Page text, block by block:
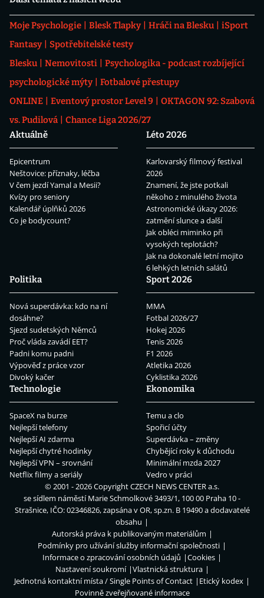
Moje Psychologie Blesk Tlapky Hráči na Blesku
iSport
Fantasy
Spotřebitelské testy
Blesku
Nemovitosti
Psychologika - podcast rozbíjející
psychologické mýty
Fotbalové přestupy
ONLINE
Eventový prostor Level 9
OKTAGON 92: Szabová
vs. Pudilová
Chance Liga 2026/27
Aktuálně
Epicentrum
Neštovice: příznaky, léčba
V čem jezdí Yamal a Mesii?
Kvízy pro seniory
Kalendář úplňků 2026
Co je bodycount?
Léto 2026
Karlovarský filmový festival
2026
Znamení, že jste potkali
někoho z minulého života
Astronomické úkazy 2026:
zatmění slunce a další
Jak obléci miminko při
vysokých teplotách?
Jak na dokonalé letní mojito
6 lehkých letních salátů
Politika
Nová superdávka: kdo na ní
dosáhne?
Sjezd sudetských Němců
Proč vláda zavádí EET?
Padni komu padni
Výpověď z práce vzor
Divoký kačer
Sport 2026
MMA
Fotbal 2026/27
Hokej 2026
Tenis 2026
F1 2026
Atletika 2026
Cyklistika 2026
Technologie
SpaceX na burze
Nejlepší telefony
Nejlepší AI zdarma
Nejlepší chytré hodinky
Nejlepší VPN – srovnání
Netflix filmy a seriály
Ekonomika
Temu a clo
Spořicí účty
Superdávka – změny
Chybějící roky k důchodu
Minimální mzda 2027
Vedro v práci
© 2001 - 2026 CopyrightCZECH NEWS CENTER a.s.
se sídlem náměstí Marie Schmolkové 3493/1, 100 00 Praha 10 -
Strašnice, IČO: 02346826, zapsána v OR, sp.zn. B 19490 a dodavatelé
obsahu
Autorská práva k publikovaným materiálům
Podmínky pro užívání služby informační společnosti
Informace o zpracování osobních údajů
Cookies
Nastavení soukromí
Vlastnická struktura
Jednotná kontaktní místa / Single Points of Contact
Etický kodex
Povinně zveřejňované informace